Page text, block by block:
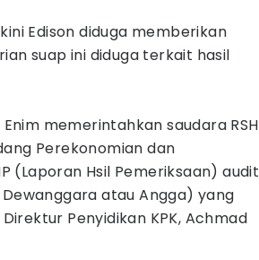
Edison diduga memberikan
suap ini diduga terkait hasil
memerintahkan saudara RSH
Perekonomian dan
(Laporan Hsil Pemeriksaan) audit
Dewanggara atau Angga) yang
Penyidikan KPK, Achmad